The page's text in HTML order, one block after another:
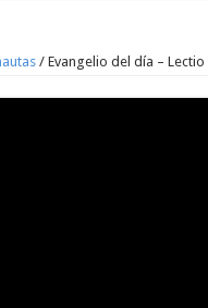
/ Evangelio del día –